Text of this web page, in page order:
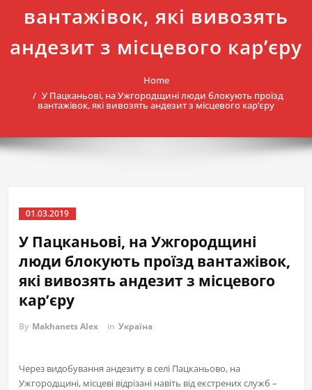
вантажівок, які вивозять
андезит з місцевого кар’єру
Home
У Пацканьові, на Ужгородщині люди блокують проїзд
вантажівок, які вивозять андезит з місцевого кар’єру
01.03.2019
У Пацканьові, на Ужгородщині
люди блокують проїзд вантажівок,
які вивозять андезит з місцевого
кар’єру
By Makhanets Alex in Україна
Через видобування андезиту в селі Пацканьово, на
Ужгородщині, місцеві відрізані навіть від екстрених служб –